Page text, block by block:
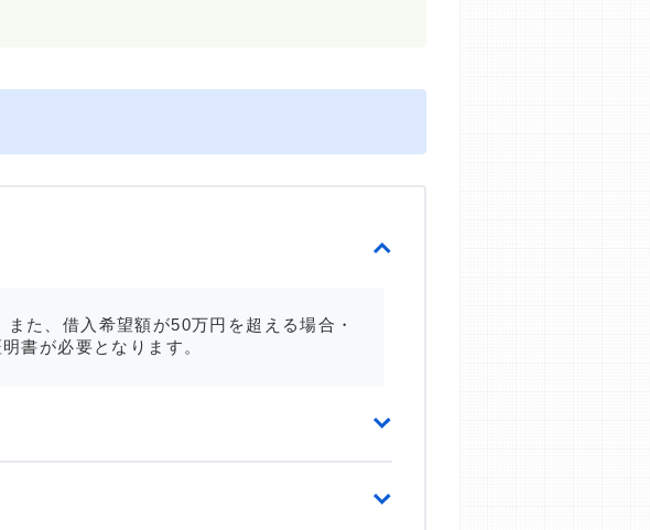
た、借入希望額が50万円を超える場合・
書が必要となります。